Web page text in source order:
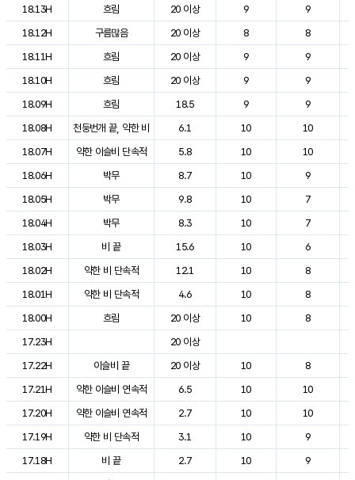
18.13H
흐림 20 이상 9
9
18.12H
구름많음 20 이상 8
8
18.11H
흐림 20 이상 9
9
18.10H
흐림 20 이상 9
9
18.09H
흐림 18.5 9
9
18.08H
천둥번개 끝, 약한 비 6.1 10
10
18.07H
약한 이슬비 단속적 5.8 10
10
18.06H
박무 8.7 10
9
18.05H
박무 9.8 10
7
18.04H
박무 8.3 10
7
18.03H
비 끝 15.6 10
6
18.02H
약한 비 단속적 12.1 10
8
18.01H
약한 비 단속적 4.6 10
8
18.00H
흐림 20 이상 10
8
17.23H
20 이상
17.22H
이슬비 끝 20 이상 10
8
17.21H
약한 이슬비 연속적 6.5 10
10
17.20H
약한 이슬비 연속적 2.7 10
10
17.19H
약한 비 단속적 3.1 10
9
17.18H
비 끝 2.7 10
9